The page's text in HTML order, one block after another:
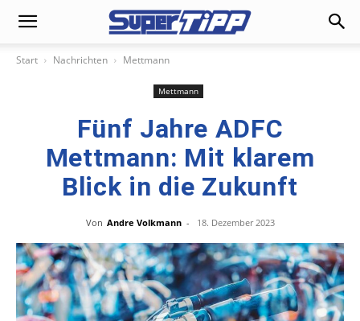
Start Nachrichten Mettmann
Mettmann
Fünf Jahre ADFC
Mettmann: Mit klarem
Blick in die Zukunft
Von Andre Volkmann - 18. Dezember 2023